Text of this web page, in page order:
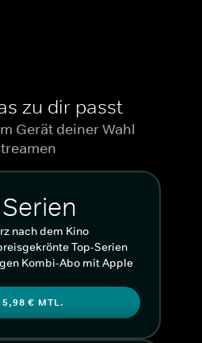
zu dir passt
Gerät deiner Wahl
nach dem Kino
Top-Serien
Kombi-Abo mit Apple
5,98 € MTL.